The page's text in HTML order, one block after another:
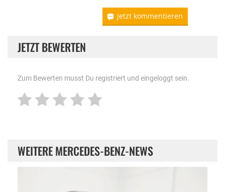
Jetzt kommentieren
JETZT BEWERTEN
Zum Bewerten musst Du registriert und eingeloggt sein.
WEITERE MERCEDES-BENZ-NEWS